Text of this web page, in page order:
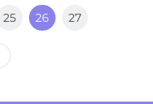
25 26 27